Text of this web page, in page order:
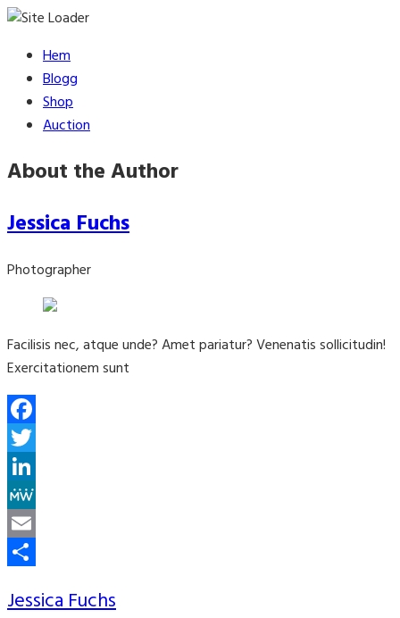
Skip
content
Hem
Blogg
Shop
Auction
About the Author
Jessica Fuchs
Photographer
Facilisis nec, atque unde? Amet pariatur? Venenatis sollicitudin!
Exercitationem sunt
Facebook
Twitter
LinkedIn
MeWe
Email
Jessica Fuchs